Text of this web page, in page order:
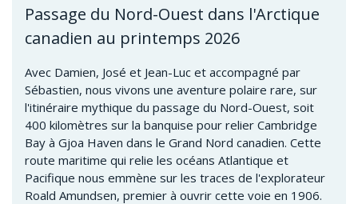
Passage du Nord-Ouest dans l'Arctique
canadien au printemps 2026
Avec Damien, José et Jean-Luc et accompagné par
Sébastien, nous vivons une aventure polaire rare, sur
l'itinéraire mythique du passage du Nord-Ouest, soit
400 kilomètres sur la banquise pour relier Cambridge
Bay à Gjoa Haven dans le Grand Nord canadien. Cette
route maritime qui relie les océans Atlantique et
Pacifique nous emmène sur les traces de l'explorateur
Roald Amundsen, premier à ouvrir cette voie en 1906.